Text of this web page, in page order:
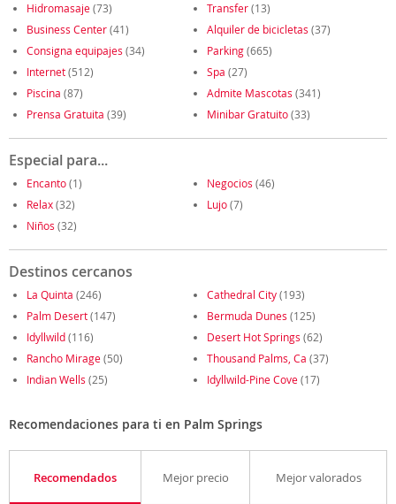
Hidromasaje(73) Transfer(13)
Business Center(41) Alquiler de bicicletas (37)
Consigna equipajes (34) Parking(665)
Internet(512) Spa (27)
Piscina (87) Admite Mascotas (341)
Prensa Gratuita (39) Minibar Gratuito(33)
Especial para...
Encanto(1) Negocios (46)
Relax(32) Lujo(7)
Niños (32)
Destinos cercanos
La Quinta (246) Cathedral City(193)
Palm Desert(147) Bermuda Dunes (125)
Idyllwild(116) Desert Hot Springs (62)
Rancho Mirage(50) Thousand Palms, Ca (37)
Indian Wells (25) Idyllwild-Pine Cove(17)
Recomendaciones para ti en Palm Springs
Recomendados Mejor precio Mejor valorados